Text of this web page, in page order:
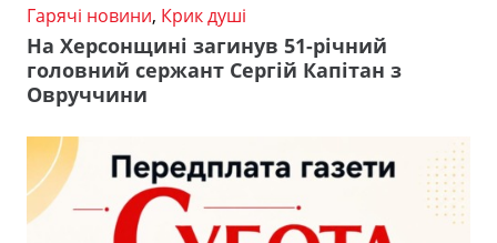
Гарячі новини, Крик душі
На Херсонщині загинув 51-річний
головний сержант Сергій Капітан з
Овруччини